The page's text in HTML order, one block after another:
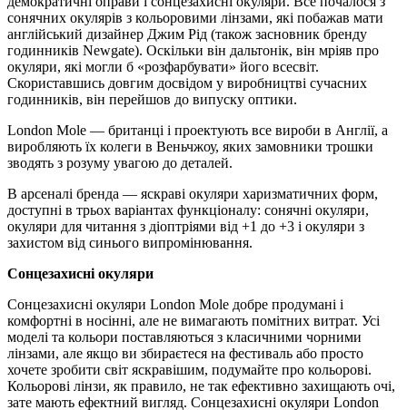
сонячних окулярів з кольоровими лінзами, які побажав мати
англійський дизайнер Джим Рід (також засновник бренду
годинників Newgate). Оскільки він дальтонік, він мріяв про
окуляри, які могли б «розфарбувати» його всесвіт.
Скориставшись довгим досвідом у виробництві сучасних
годинників, він перейшов до випуску оптики.
London Mole — британці і проектують все вироби в Англії, а
виробляють їх колеги в Веньчжоу, яких замовники трошки
зводять з розуму увагою до деталей.
В арсеналі бренда — яскраві окуляри харизматичних форм,
доступні в трьох варіантах функціоналу: сонячні окуляри,
окуляри для читання з діоптріями від +1 до +3 і окуляри з
захистом від синього випромінювання.
Сонцезахисні окуляри
Сонцезахисні окуляри London Mole добре продумані і
комфортні в носінні, але не вимагають помітних витрат. Усі
моделі та кольори поставляються з класичними чорними
лінзами, але якщо ви збираєтеся на фестиваль або просто
хочете зробити світ яскравішим, подумайте про кольорові.
Кольорові лінзи, як правило, не так ефективно захищають очі,
зате мають ефектний вигляд. Сонцезахисні окуляри London